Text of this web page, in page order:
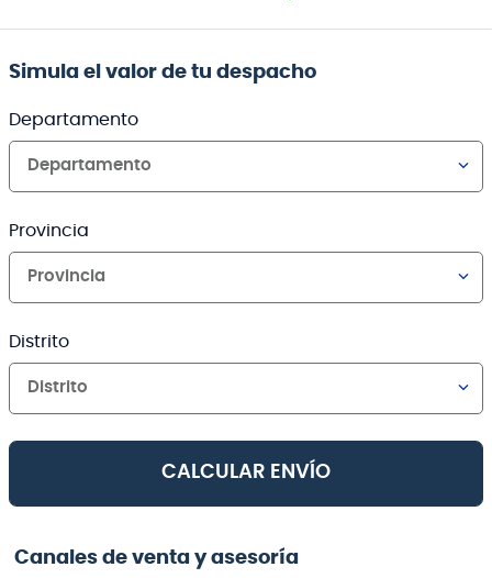
Simula el valor de tu despacho
Departamento
Departamento
Provincia
Provincia
Distrito
Distrito
CALCULAR ENVÍO
Canales de venta y asesoría